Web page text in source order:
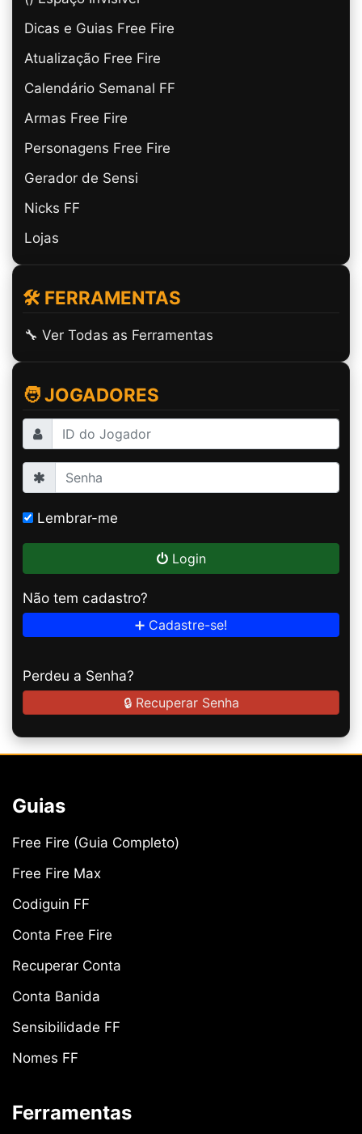
Dicas e Guias Free Fire
Atualização Free Fire
Calendário Semanal FF
Armas Free Fire
Personagens Free Fire
Gerador de Sensi
Nicks FF
Lojas
🛠️ FERRAMENTAS
🔧 Ver Todas as Ferramentas
🧑 JOGADORES
Lembrar-me
Login
Não tem cadastro?
➕ Cadastre-se!
Perdeu a Senha?
🔒 Recuperar Senha
Guias
Free Fire (Guia Completo)
Free Fire Max
Codiguin FF
Conta Free Fire
Recuperar Conta
Conta Banida
Sensibilidade FF
Nomes FF
Ferramentas